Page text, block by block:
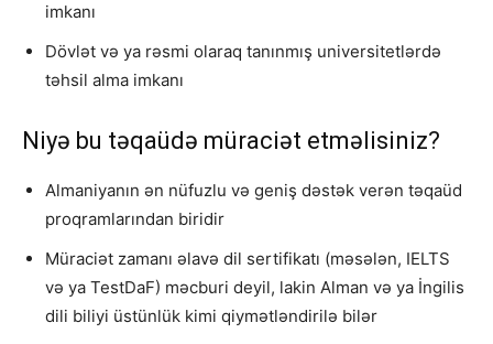
imkanı
Dövlət və ya rəsmi olaraq tanınmış universitetlərdə
təhsil alma imkanı
Niyə bu təqaüdə müraciət etməlisiniz?
Almaniyanın ən nüfuzlu və geniş dəstək verən təqaüd
proqramlarından biridir
Müraciət zamanı əlavə dil sertifikatı (məsələn, IELTS
və ya TestDaF) məcburi deyil, lakin Alman və ya İngilis
dili biliyi üstünlük kimi qiymətləndirilə bilər